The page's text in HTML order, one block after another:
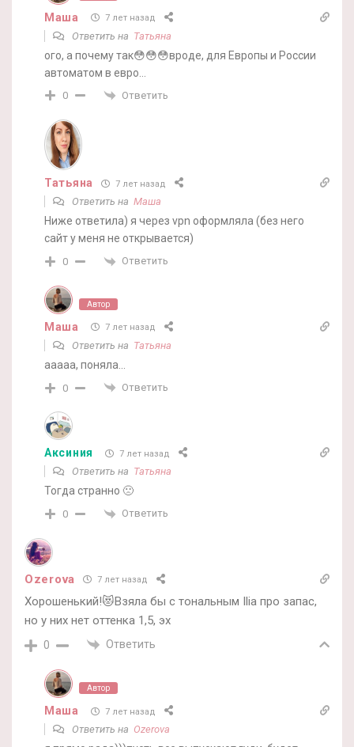
Маша 7 лет назад
Ответить на Татьяна
ого, а почему так😳😳😳вроде, для Европы и России
автоматом в евро…
0 Ответить
Татьяна 7 лет назад
Ответить на Маша
Ниже ответила) я через vpn оформляла (без него
сайт у меня не открывается)
0 Ответить
Автор
Маша 7 лет назад
Ответить на Татьяна
ааааа, поняла…
0 Ответить
Аксиния 7 лет назад
Ответить на Татьяна
Тогда странно 🙁
0 Ответить
Ozerova 7 лет назад
Хорошенький!😻Взяла бы с тональным Ilia про запас,
но у них нет оттенка 1,5, эх
0 Ответить
Автор
Маша 7 лет назад
Ответить на Ozerova